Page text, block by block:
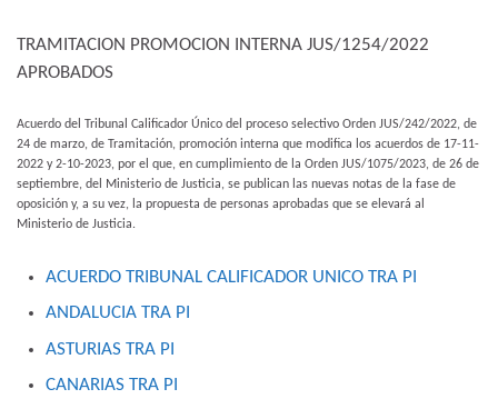
TRAMITACION PROMOCION INTERNA JUS/1254/2022
APROBADOS
​Acuerdo del Tribunal Calificador Único del proceso selectivo Orden JUS/242/2022, de
24 de marzo, de Tramitación, promoción interna que modifica los acuerdos de 17-11-
2022 y 2-10-2023, por el que, en cumplimiento de la Orden JUS/1075/2023, de 26 de
septiembre, del Ministerio de Justicia, se publican las nuevas notas de la fase de
oposición y, a su vez, la propuesta de personas aprobadas que se elevará al
Ministerio de Justicia.​
ACUERDO TRIBUNAL CALIFICADOR UNICO TRA PI
ANDALUCIA TRA PI
ASTURIAS TRA PI
CANARIAS TRA PI